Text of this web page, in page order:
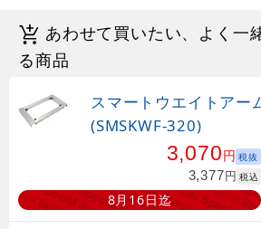
あわせて買いたい、よく一
る商品
スマートウエイトアー
(SMSKWF-320)
3,070円 税抜
3,377円 税込
8月16日迄